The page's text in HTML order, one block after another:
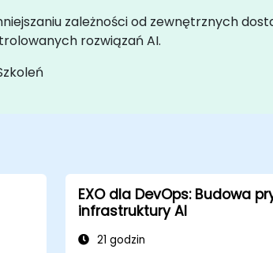
zależności od zewnętrznych
rozwiązań AI.
EXO dla DevOps: Budowa
infrastruktury AI
21 godzin